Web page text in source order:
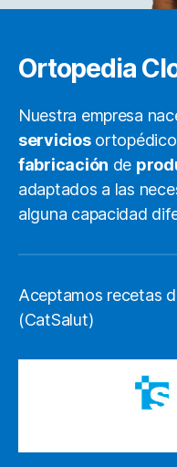
Ortopedia
Nuestra empresa
servicios
fabricación de
adaptados a las
alguna capacidad
Aceptamos recetas
(CatSalut)